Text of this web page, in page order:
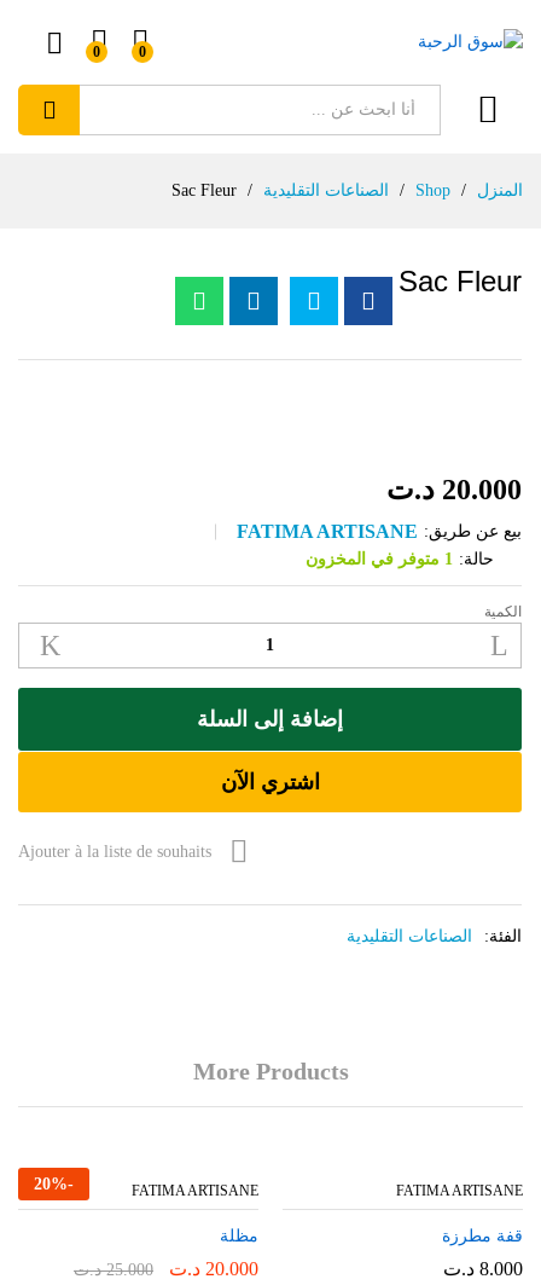
0
0
المنزل
/
Shop
/ الصناعات التقليدية /
Sac Fleur
Sac Fleur
20.000 د.ت
بيع عن طريق: FATIMA ARTISANE
حالة: 1 متوفر في المخزون
Sac
Fleur
الكمية
الكمية
إضافة إلى السلة
اشتري الآن
Ajouter à la liste de souhaits
الفئة: الصناعات التقليدية
More Products
FATIMA ARTISANE
قفة مطرزة
8.000 د.ت
-
20% FATIMA ARTISANE
مظلة
20.000 د.ت 25.000 د.ت